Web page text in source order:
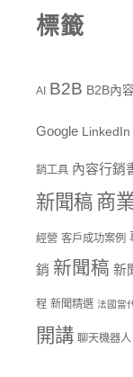
標籤
AI B2B B2B內
Google LinkedIn
銷工具 內容行銷
新聞稿 商
經營 客戶成功案例
銷 新聞稿 新
程 新聞精選 法國當
開講 聊天機器人